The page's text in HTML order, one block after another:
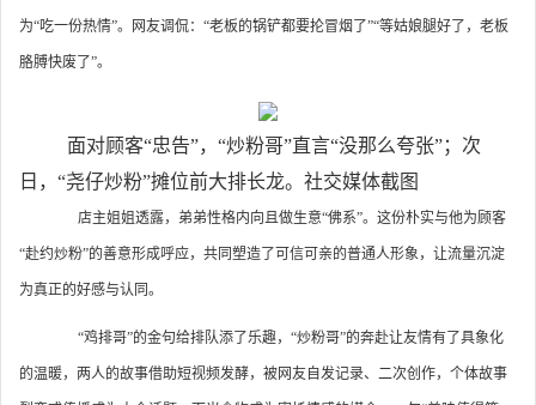
为“吃一份热情”。网友调侃：“老板的锅铲都要抡冒烟了”“等姑娘腿好了，老板
胳膊快废了”。
面对顾客“忠告”，“炒粉哥”直言“没那么夸张”；次
日，“尧仔炒粉”摊位前大排长龙。社交媒体截图
店主姐姐透露，弟弟性格内向且做生意“佛系”。这份朴实与他为顾客
“赴约炒粉”的善意形成呼应，共同塑造了可信可亲的普通人形象，让流量沉淀
为真正的好感与认同。
“鸡排哥”的金句给排队添了乐趣，“炒粉哥”的奔赴让友情有了具象化
的温暖，两人的故事借助短视频发酵，被网友自发记录、二次创作，个体故事